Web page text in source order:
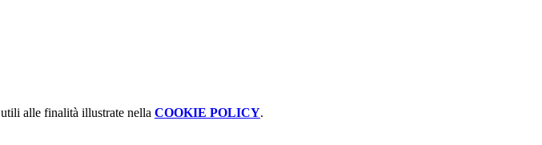
alle finalità illustrate nella COOKIE POLICY.